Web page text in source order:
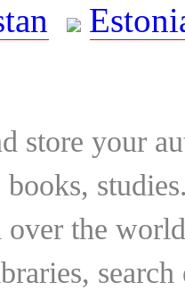
store your
books,
over the